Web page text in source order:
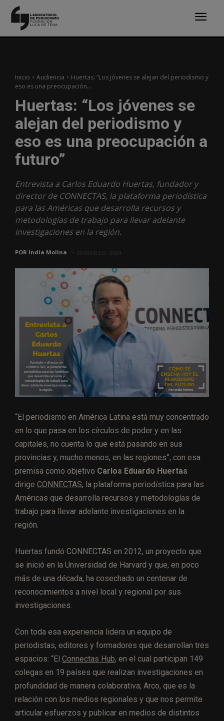
Inicio Audiencia
Huertas: “Los jóvenes se alejan del periodismo y
eso es una preocupación...
Huertas: “Los jóvenes se
alejan del periodismo y
eso es una preocupación a
futuro”
Entrevista a Carlos Eduardo Huertas, fundador y
director de CONNECTAS, la plataforma periodística
para las Américas que desarrolla recursos y
metodologías de trabajo para llevar adelante
investigaciones en la región.
POR India Molina
“El periodismo en América Latina está muy concentrado
en lo que pasa en los círculos de poder y en las
capitales, no cuenta lo que está pasando en sus
provincias y, mucho menos, en las regiones”, con esa
premisa como objetivo Carlos Eduardo Huertas
dirige CONNECTAS, la plataforma periodística para las
Américas que desarrolla recursos y metodologías de
trabajo para llevar adelante investigaciones en la
región.
Huertas fundó CONNECTAS en 2012, un proyecto que
se inició en la Universidad de Harvard y que, en poco
más de una década, ha cosechado un centenar de
reconocimientos a nivel local y regional por sus
investigaciones.
Con toda esa experiencia lidera un equipo de
periodistas, editores y formadores que desarrollan tres
espacios: “El Connectas Hub, en el cual participan 149
colegas en 19 países que realizan investigaciones en
profundidad de manera colaborativa; Arco, que es la
relación con los medios regionales y que nos permite
articular esfuerzos y publicar en medios de distintos